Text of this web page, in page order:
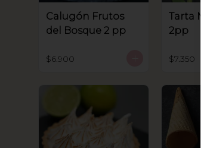
Calugón Frutos
del Bosque 2 pp
$6.900
Tarta
2pp
$7.350